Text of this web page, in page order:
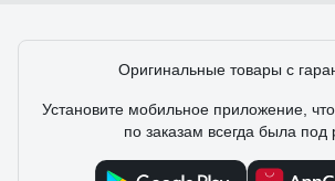
Оригинальные товары с
Установите мобильное приложение,
по заказам всегда была под